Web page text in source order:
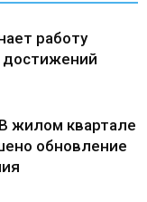
работу
достижений
жилом квартале
обновление